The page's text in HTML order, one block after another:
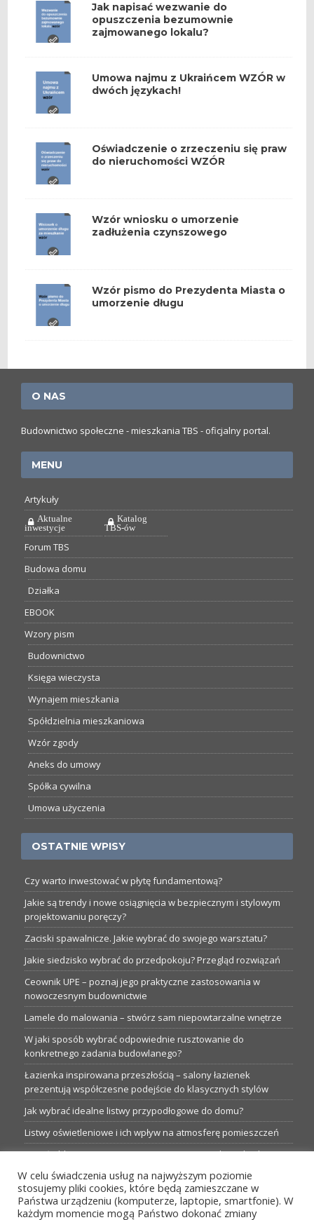
Jak napisać wezwanie do
opuszczenia bezumownie
zajmowanego lokalu?
Umowa najmu z Ukraińcem WZÓR w
dwóch językach!
Oświadczenie o zrzeczeniu się praw
do nieruchomości WZÓR
Wzór wniosku o umorzenie
zadłużenia czynszowego
Wzór pismo do Prezydenta Miasta o
umorzenie długu
O NAS
Budownictwo społeczne - mieszkania TBS - oficjalny portal.
MENU
Artykuły
Aktualne
inwestycje
Katalog
TBS-ów
Forum TBS
Budowa domu
Działka
EBOOK
Wzory pism
Budownictwo
Księga wieczysta
Wynajem mieszkania
Spółdzielnia mieszkaniowa
Wzór zgody
Aneks do umowy
Spółka cywilna
Umowa użyczenia
OSTATNIE WPISY
Czy warto inwestować w płytę fundamentową?
Jakie są trendy i nowe osiągnięcia w bezpiecznym i stylowym
projektowaniu poręczy?
Zaciski spawalnicze. Jakie wybrać do swojego warsztatu?
Jakie siedzisko wybrać do przedpokoju? Przegląd rozwiązań
Ceownik UPE – poznaj jego praktyczne zastosowania w
nowoczesnym budownictwie
Lamele do malowania – stwórz sam niepowtarzalne wnętrze
W jaki sposób wybrać odpowiednie rusztowanie do
konkretnego zadania budowlanego?
Łazienka inspirowana przeszłością – salony łazienek
prezentują współczesne podejście do klasycznych stylów
Jak wybrać idealne listwy przypodłogowe do domu?
Listwy oświetleniowe i ich wpływ na atmosferę pomieszczeń
Garaże blaszane: Nieocenione magazyny podczas budowy
Profesjonalne hurtownie dla każdego budowlańca i instalatora
Proste metamorfozy aranżacji w łazience: 5 praktycznych
pomysłów
W celu świadczenia usług na najwyższym poziomie
stosujemy pliki cookies, które będą zamieszczane w
Państwa urządzeniu (komputerze, laptopie, smartfonie). W
każdym momencie mogą Państwo dokonać zmiany